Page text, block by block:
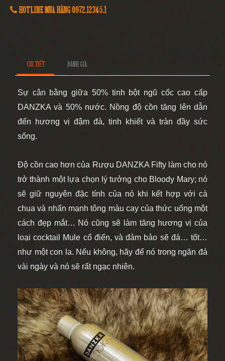
HOTLINE MUA HÀNG 0972.12345.1
CHI TIẾT ĐÁNH GIÁ
Sự cân bằng giữa 50% tinh bột ngũ cốc cao cấp
DANZKA và 50% nước. Nồng độ cồn tăng lên dẫn
đến hương vị đậm đà, tinh khiết và tràn đầy sức
sống.
Độ cồn cao hơn của Rượu DANZKA Fifty làm cho nó
trở thành một lựa chọn lý tưởng cho Bloody Mary; nó
sẽ giữ nguyên đặc tính của nó khi kết hợp với cà
chua và nhấn mạnh tông màu cay của thức uống một
cách đẹp mắt… Nó cũng sẽ làm tăng hương vị của
loại cocktail Mule cổ điển, và đảm bảo sẽ đá… tốt…
như một con la. Nếu không, hãy để nó trong ngăn đá
vài ngày và nó sẽ rất ngạc nhiên.